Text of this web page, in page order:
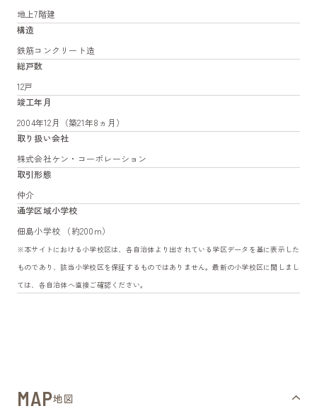
地上7階建
構造
鉄筋コンクリート造
総戸数
12戸
竣工年月
2004年12月（築21年8ヵ月）
取り扱い会社
株式会社ケン・コーポレーション
取引形態
仲介
通学区域小学校
佃島小学校 （約200m）
※本サイトにおける小学校区は、各自治体より出されている学区データを基に表示した
ものであり、該当小学校区を保証するものではありません。最新の小学校区に関しまし
ては、各自治体へ直接ご確認ください。
MAP地図